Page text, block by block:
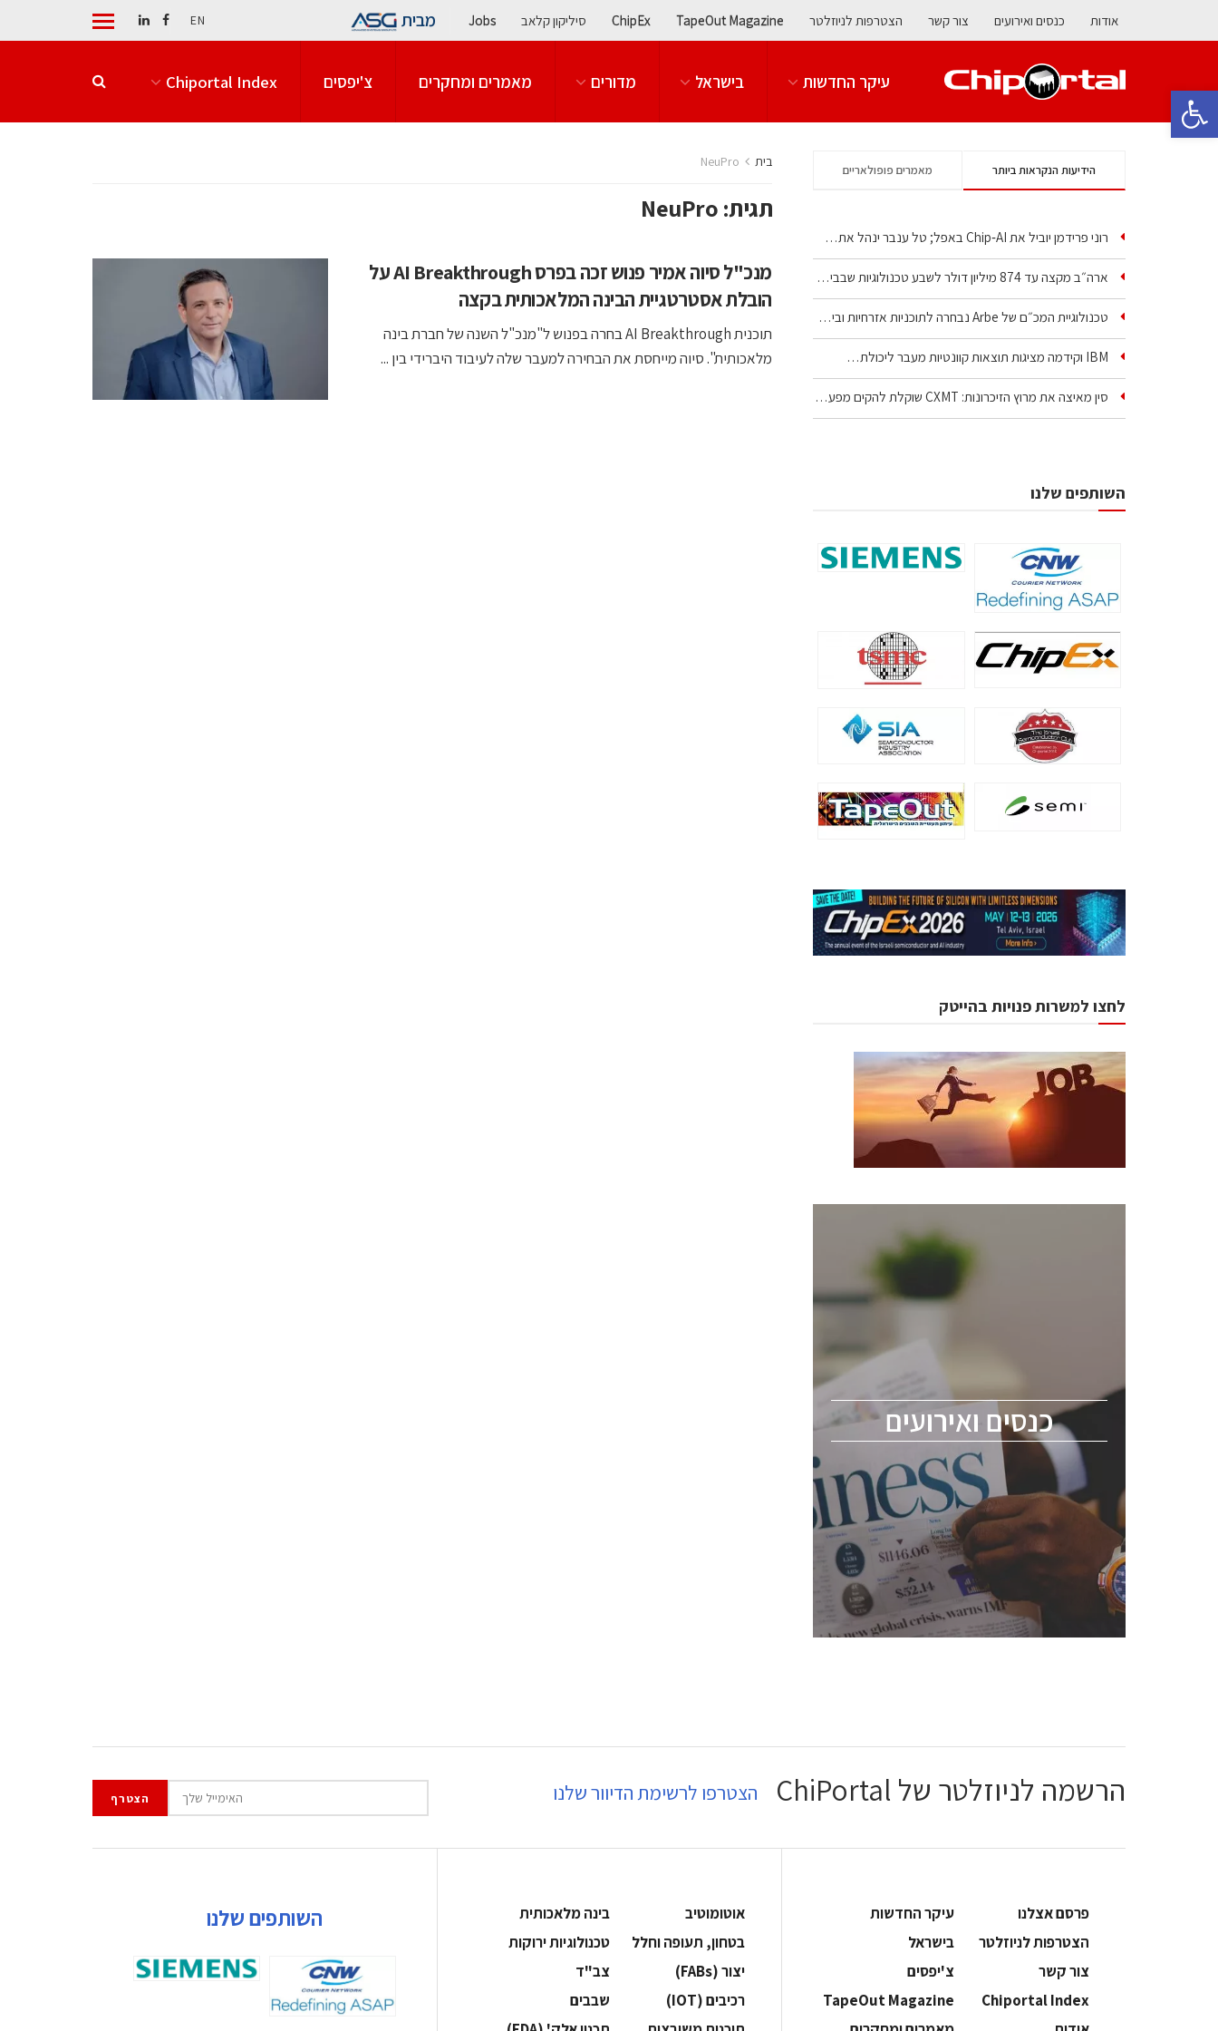
פתח סרגל נגישות
אודות כנסים ואירועים צור קשר הצטרפות לניוזלטר TapeOut Magazine
ChipEx סיליקון קלאב Jobs מבית EN
עיקר החדשות בישראל מדורים מאמרים ומחקרים צ'יפסים Chiportal Index
בית NeuPro
תגית: NeuPro
מנכ"ל סיוה אמיר פנוש זכה בפרס AI Breakthrough על
הובלת אסטרטגיית הבינה המלאכותית בקצה
תוכנית AI Breakthrough בחרה בפנוש ל"מנכ"ל השנה של חברת בינה
מלאכותית". סיוה מייחסת את הבחירה למעבר שלה לעיבוד היברידי בין ...
הידיעות הנקראות ביותר מאמרים פופולאריים
רוני פרידמן יוביל את Chip‑AI באפל; טל ענבר ינהל את…
ארה״ב מקצה עד 874 מיליון דולר לשבע טכנולוגיות שבבים…
טכנולוגיית המכ״ם של Arbe נבחרה לתוכניות אזרחיות וביטחוניות
IBM וקידמה מציגות תוצאות קוונטיות מעבר ליכולת…
סין מאיצה את מרוץ הזיכרונות: CXMT שוקלת להקים מפעל…
השותפים שלנו
לחצו למשרות פנויות בהייטק
כנסים ואירועים
כנסים ואירועים
הסמיקונדקטור כולל מהנדסים, מומחים מקצועיים
ChipEx2026 will be held on May 12-13,
2026. The conference is intended for
everyone involved in the semiconductor
industry, including engineers, professional
experts, and senior executives.
לחץ לפרטים
הרשמה לניוזלטר של ChiPortal הצטרפו לרשימת הדיוור שלנו
פרסם אצלנו
עיקר החדשות
הצטרפות לניוזלטר
בישראל
צור קשר
צ'יפסים
Chiportal Index
TapeOut Magazine
אוטומוטיב
בינה מלאכותית
בטחון, תעופה וחלל
‫טכנולוגיות ירוקות‬
‫יצור (‪(FABs‬‬
‫צב"ד‬
‫רכיבים‬ (IOT)
‫שבבים‬
השותפים שלנו